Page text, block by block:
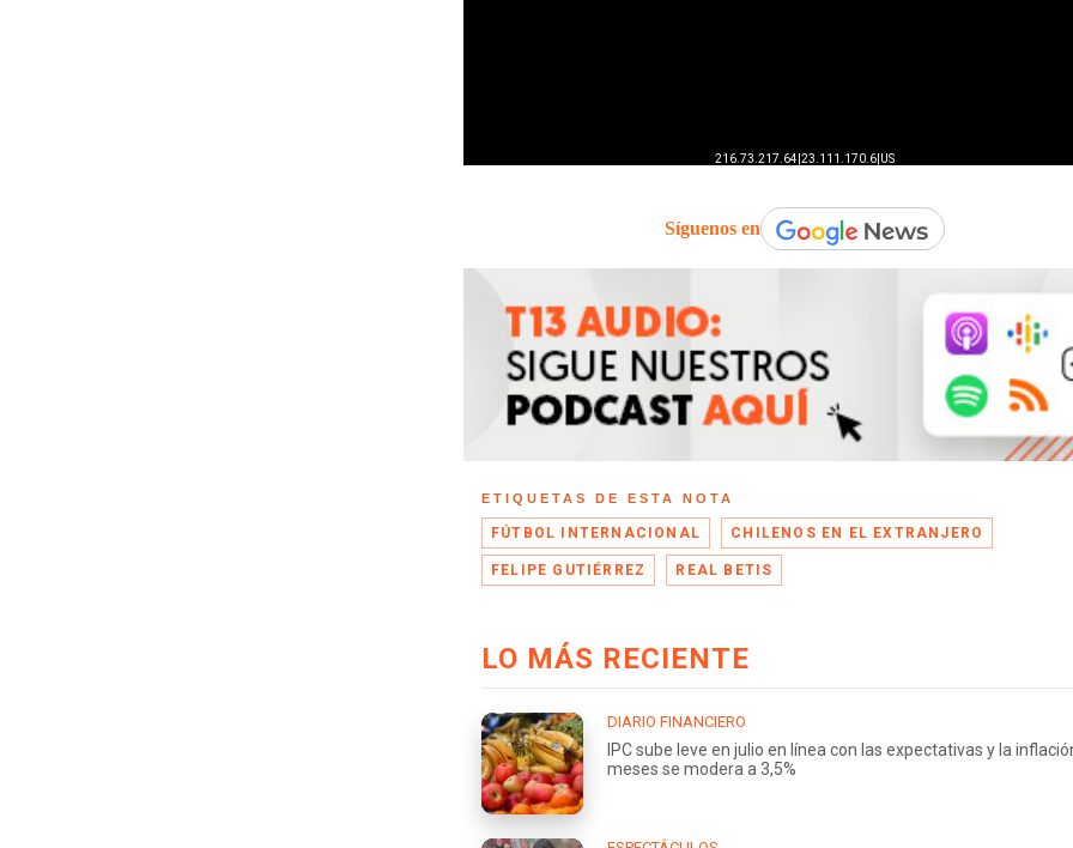
Síguenos en
ETIQUETAS DE ESTA NOTA
FÚTBOL INTERNACIONAL CHILENOS EN EL EXTRANJERO
FELIPE GUTIÉRREZ REAL BETIS
LO MÁS RECIENTE
DIARIO FINANCIERO
IPC sube leve en julio en línea con las expectativas y la
meses se modera a 3,5%